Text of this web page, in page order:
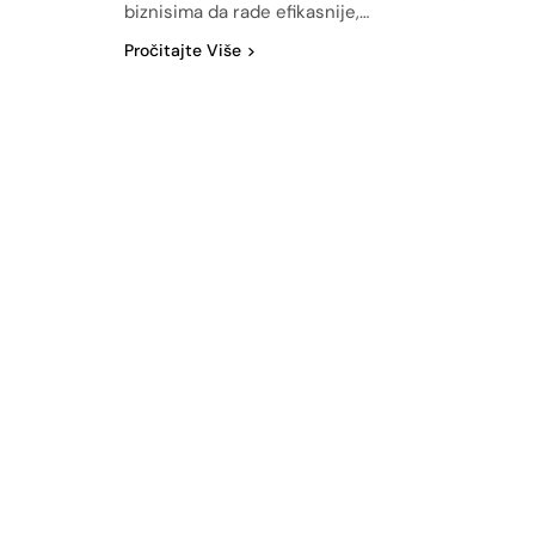
biznisima da rade efikasnije,…
Pročitajte Više